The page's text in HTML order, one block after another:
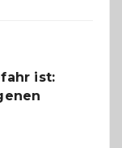
ist: